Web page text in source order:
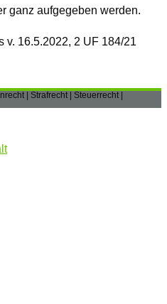
ganz aufgegeben werden.
v. 16.5.2022, 2 UF 184/21
| Strafrecht | Steuerrecht |